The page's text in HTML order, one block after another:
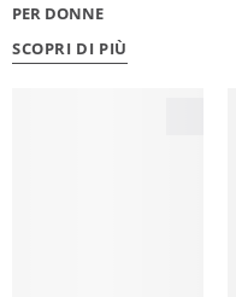
PER DONNE
SCOPRI DI PIÙ